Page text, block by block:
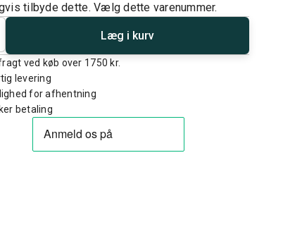
tilbyde dette. Vælg dette varenummer.
Læg i kurv
ved køb over 1750 kr.
levering
for afhentning
betaling